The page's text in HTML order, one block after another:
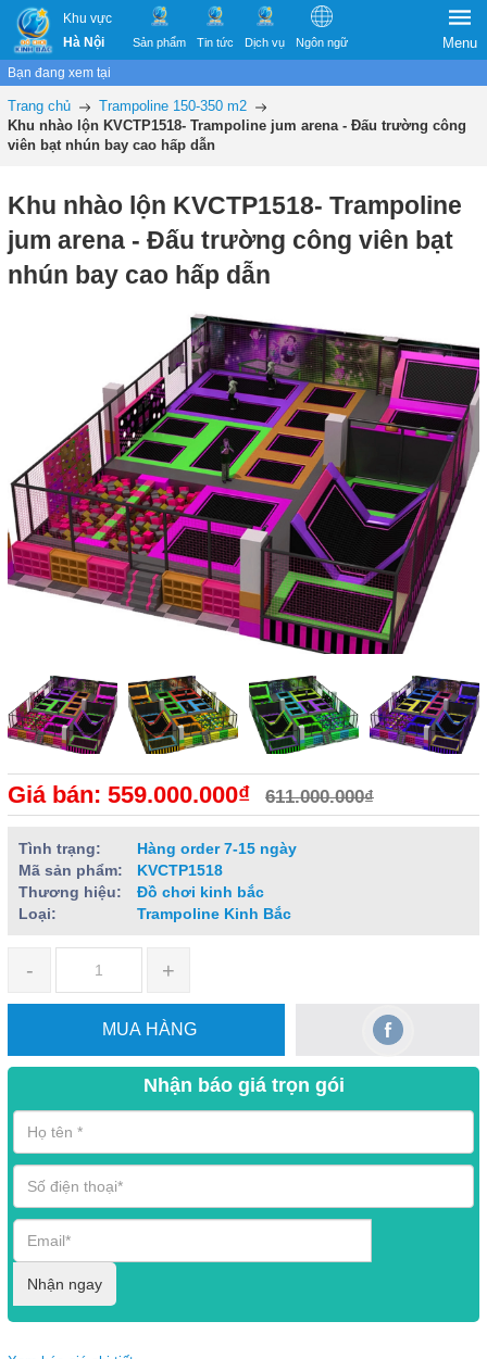
Khu vực
Hà Nội
Sản phẩm Tin tức Dịch vụ Ngôn ngữ Menu
Bạn đang xem tại
Trang chủ
Trampoline 150-350 m2
Khu nhào lộn KVCTP1518- Trampoline jum arena - Đấu trường công
viên bạt nhún bay cao hấp dẫn
Khu nhào lộn KVCTP1518- Trampoline
jum arena - Đấu trường công viên bạt
nhún bay cao hấp dẫn
Giá bán: 559.000.000₫ 611.000.000₫
Tình trạng:
Hàng order 7-15 ngày
Mã sản phẩm:
KVCTP1518
Thương hiệu:
Đồ chơi kinh bắc
Loại:
Trampoline Kinh Bắc
- +
MUA HÀNG
Nhận báo giá trọn gói
Nhận ngay